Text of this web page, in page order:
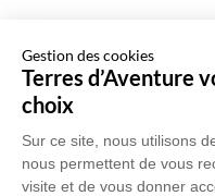
Gestion des cookies
Terres d’Aventure
choix
Sur ce site, nous utilisons
nous permettent de vous
visite et de vous donner